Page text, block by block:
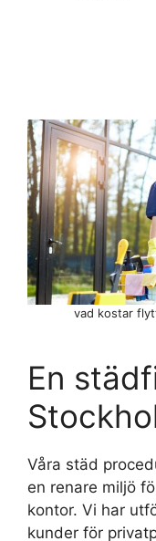
En
Våra städ
en renare miljö
kontor. Vi har
kunder för
vad kostar